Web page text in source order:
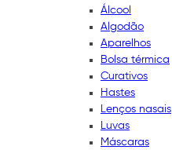
Álcool
Algodão
Aparelhos
Bolsa térmica
Curativos
Hastes
Lenços nasais
Luvas
Máscaras